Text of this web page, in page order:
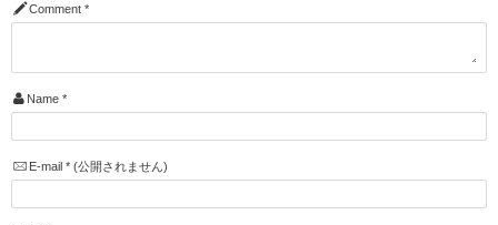
Comment *
Name *
E-mail *(公開されません)